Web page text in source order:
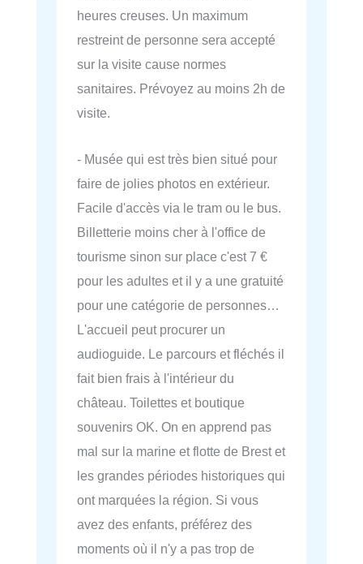
heures creuses. Un maximum
restreint de personne sera accepté
sur la visite cause normes
sanitaires. Prévoyez au moins 2h de
visite.
- Musée qui est très bien situé pour
faire de jolies photos en extérieur.
Facile d'accès via le tram ou le bus.
Billetterie moins cher à l'office de
tourisme sinon sur place c'est 7 €
pour les adultes et il y a une gratuité
pour une catégorie de personnes…
L'accueil peut procurer un
audioguide. Le parcours et fléchés il
fait bien frais à l'intérieur du
château. Toilettes et boutique
souvenirs OK. On en apprend pas
mal sur la marine et flotte de Brest et
les grandes périodes historiques qui
ont marquées la région. Si vous
avez des enfants, préférez des
moments où il n'y a pas trop de